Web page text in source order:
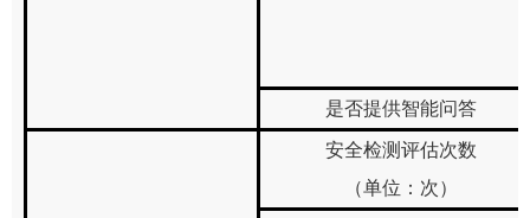
是否提供智能问答
安全检测评估次数
（单位：次）